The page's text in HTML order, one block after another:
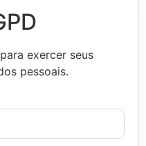
exercer seus
pessoais.